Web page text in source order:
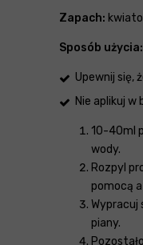
Zapach:
Sposób użycia:
Upewnij się,
Nie aplikuj w
10-40ml
wody.
Rozpyl
pomocą
Wypracuj
piany.